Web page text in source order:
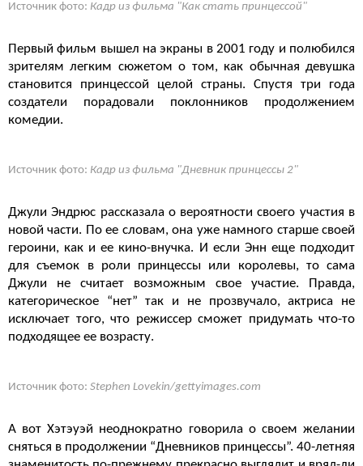
Источник фото: Кадр из фильма "Как стать принцессой"
Первый фильм вышел на экраны в 2001 году и полюбился
зрителям легким сюжетом о том, как обычная девушка
становится принцессой целой страны. Спустя три года
создатели порадовали поклонников продолжением
комедии.
Источник фото: Кадр из фильма "Дневник принцессы 2"
Джули Эндрюс рассказала о вероятности своего участия в
новой части. По ее словам, она уже намного старше своей
героини, как и ее кино-внучка. И если Энн еще подходит
для съемок в роли принцессы или королевы, то сама
Джули не считает возможным свое участие. Правда,
категорическое “нет” так и не прозвучало, актриса не
исключает того, что режиссер сможет придумать что-то
подходящее ее возрасту.
Источник фото: Stephen Lovekin/gettyimages.com
А вот Хэтэуэй неоднократно говорила о своем желании
сняться в продолжении “Дневников принцессы”. 40-летняя